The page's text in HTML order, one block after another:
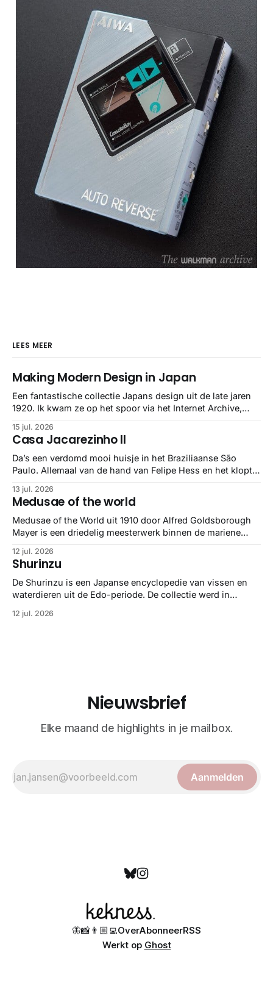
LEES MEER
Making Modern Design in Japan
Een fantastische collectie Japans design uit de late jaren
1920. Ik kwam ze op het spoor via het Internet Archive,
gebundeld in een: boek ✨ Daarin hebben ze alle scans een
stuk netter getrokken, maar op deze manier vind ik ze er
minstens
15 jul. 2026
Casa Jacarezinho II
Da’s een verdomd mooi huisje in het Braziliaanse São
Paulo. Allemaal van de hand van Felipe Hess en het klopt
13 jul. 2026
Medusae of the world
Medusae of the World uit 1910 door Alfred Goldsborough
Mayer is een driedelig meesterwerk binnen de mariene
gedetailleerd overzicht van kwallensoorten en hun
taxonomie. Het boek staat bekend om de combinatie van
strikte wetenschap met prachtige, handgetekende
illustraties en kleurendrukplaten van Mayer zelf.
12 jul. 2026
Shurinzu
De Shurinzu is een Japanse encyclopedie van vissen en
waterdieren uit de Edo-periode. De collectie werd in
bekend om verfijnde technieken en bijna driedimensionale
12 jul. 2026
Nieuwsbrief
Elke maand de highlights in je mailbox.
Aanmelden
🦋📸👨🏼‍💻OverAbonneerRSS
Werkt op Ghost